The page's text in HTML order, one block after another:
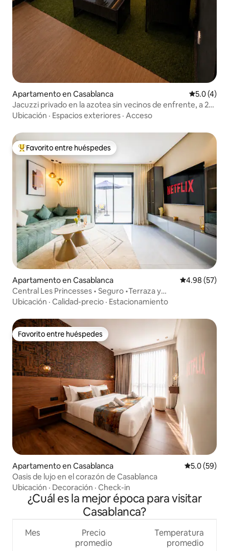
Apartamento en Casablanca
5.0 (4)
Jacuzzi privado en la azotea sin vecinos de enfrente, a 2
minutos del mar.
Ubicación · Espacios exteriores · Acceso
Favorito entre huéspedes preferido
Favorito entre huéspedes
Apartamento en Casablanca Calificación
4.98 (57)
Central Les Princesses • Seguro •Terraza y
estacionamiento
Ubicación · Calidad-precio · Estacionamiento
Favorito entre huéspedes
Favorito entre huéspedes
Apartamento en Casablanca Calificación
5.0 (59)
Oasis de lujo en el corazón de Casablanca
Ubicación · Decoración · Check-in
¿Cuál es la mejor época para visitar
Casablanca?
Mes
Precio
promedio
Temperatura
promedio